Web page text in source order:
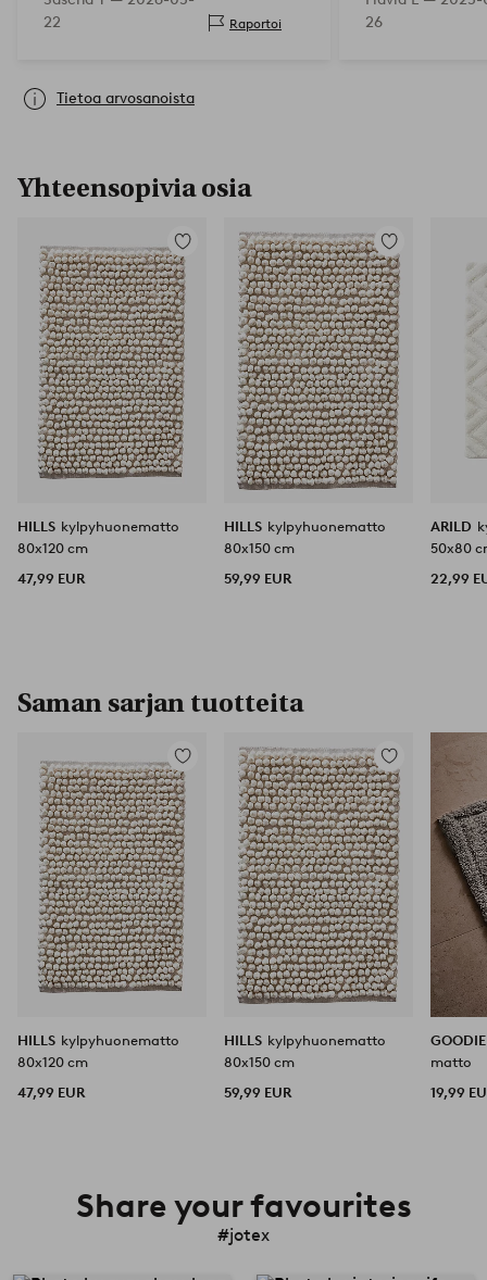
22
Raportoi
että löysimme
26
Tietoa arvosanoista
Yhteensopivia osia
Lisää
suosikkeihin
HILLS kylpyhuonematto
80x120 cm
47,99 EUR
Lisää
suosikkeihin
HILLS kylpyhuonematto
80x150 cm
59,99 EUR
ARILD
50x80
22,99
Saman sarjan tuotteita
Lisää
suosikkeihin
HILLS kylpyhuonematto
80x120 cm
47,99 EUR
Lisää
suosikkeihin
HILLS kylpyhuonematto
80x150 cm
59,99 EUR
matto
19,99
Share your favourites
#jotex